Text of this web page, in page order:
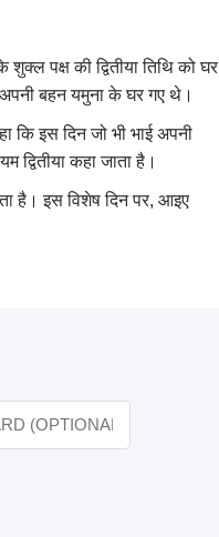
पक्ष की द्वितीया तिथि को घर
बहन यमुना के घर गए थे।
कि इस दिन जो भी भाई अपनी
कहा जाता है।
है। इस विशेष दिन पर, आइए